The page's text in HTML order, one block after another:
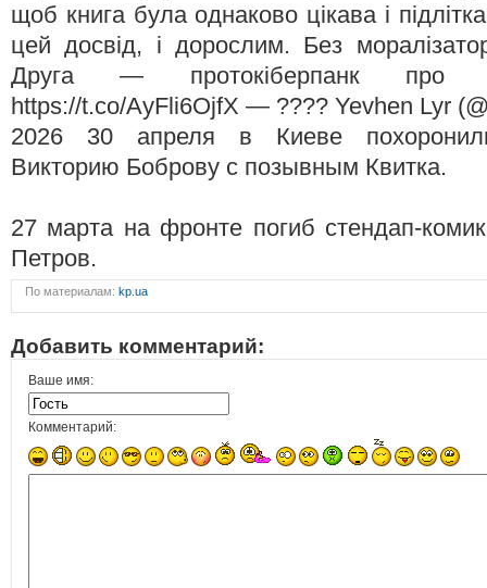
щоб книга була однаково цікава і
цей досвід, і дорослим. Без
Друга — протокіберпанк про
https://t.co/AyFli6OjfX — ???? Yevhen Lyr
2026 30 апреля в Киеве
Викторию Боброву с позывным Квитка.
27 марта на фронте погиб стендап-
Петров.
По материалам: kp.ua
Добавить комментарий:
Ваше имя:
Комментарий: